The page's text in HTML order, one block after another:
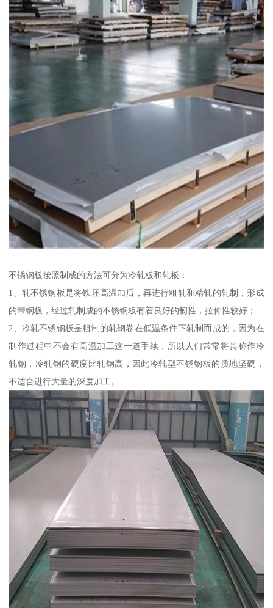
不锈钢板按照制成的方法可分为冷轧板和轧板：
1、轧不锈钢板是将铁坯高温加后，再进行粗轧和精轧的轧制，形成
的带钢板，经过轧制成的不锈钢板有着良好的韧性，拉伸性较好；
2、冷轧不锈钢板是粗制的轧钢卷在低温条件下轧制而成的，因为在
制作过程中不会有高温加工这一道手续，所以人们常常将其称作冷
轧钢，冷轧钢的硬度比轧钢高，因此冷轧型不锈钢板的质地坚硬，
不适合进行大量的深度加工。